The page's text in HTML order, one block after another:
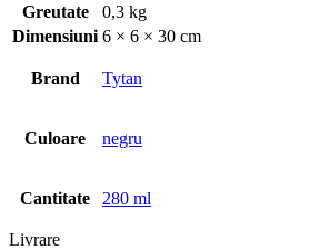
Greutate
0,3 kg
Dimensiuni 6 × 6 × 30 cm
Brand Tytan
Culoare negru
Cantitate 280 ml
Livrare